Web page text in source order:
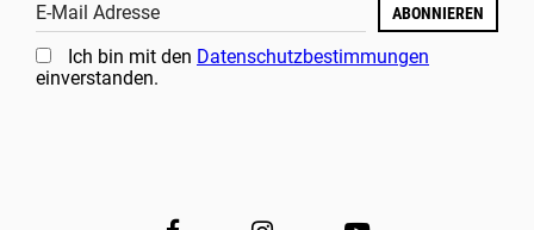
E-Mail Adresse ABONNIEREN
Ich bin mit den Datenschutzbestimmungen
einverstanden.